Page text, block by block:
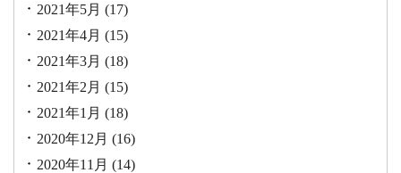
2021年5月 (17)
2021年4月 (15)
2021年3月 (18)
2021年2月 (15)
2021年1月 (18)
2020年12月 (16)
2020年11月 (14)